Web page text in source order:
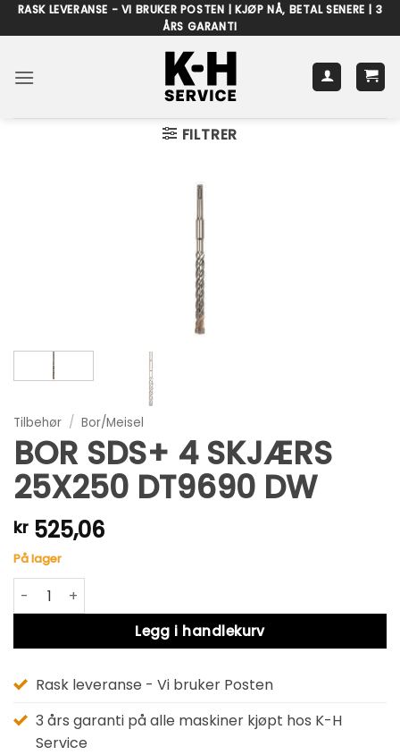
Skip
to
RASK LEVERANSE - VI BRUKER POSTEN | KJØP NÅ, BETAL SENERE | 3
ÅRS GARANTI
FILTRER
Tilbehør / Bor/Meisel
BOR SDS+ 4 SKJÆRS
25X250 DT9690 DW
kr 525,06
På lager
BOR SDS+ 4 SKJÆRS 25X250 DT9690 DW antall
Legg i handlekurv
Alternative:
Rask leveranse - Vi bruker Posten
3 års garanti på alle maskiner kjøpt hos K-H
Service